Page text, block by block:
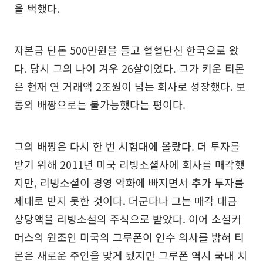
을 택했다.
자본금 단돈 500만원을 들고 혈혈단신 한국으로 왔
다. 당시 그의 나이 겨우 26살이었다. 그가 키운 티몬
은 현재 연 거래액 2조원이 넘는 회사로 성장했다. 보
통의 배짱으로는 불가능했다는 평이다.
그의 배짱은 다시 한 번 시험대에 올랐다. 더 투자를
받기 위해 2011년 미국 리빙소셜사에 회사를 매각했
지만, 리빙소셜이 경영 악화에 빠지면서 추가 투자를
제대로 받지 못한 것이다. 더군다나 그는 매각 대금
상당액을 리빙소셜의 주식으로 받았다. 이어 소셜커
머스의 원조인 미국의 그루폰이 인수 의사를 밝혀 티
몬은 새로운 주인을 맞게 됐지만 그루폰 역시 국내 치